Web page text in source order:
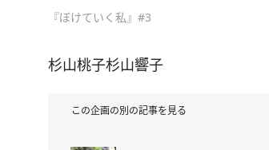
『ぼけていく私』#3
杉山桃子杉山響子
この企画の別の記事を見る